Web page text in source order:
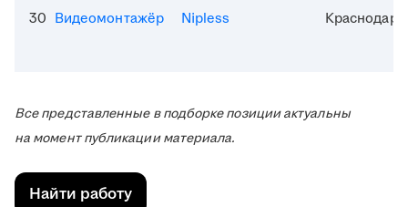
30 Видеомонтажёр Nipless Краснодар
Все представленные в подборке позиции актуальны
на момент публикации материала.
Найти работу